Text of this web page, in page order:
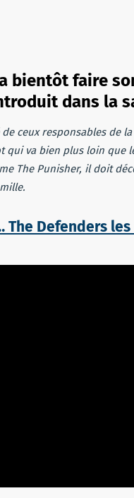
bientôt faire
dans la
de ceux responsables de
qui va bien plus loin que
The Punisher, il doit
The Defenders